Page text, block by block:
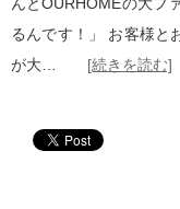
んとOURHOMEの大フ
るんです！」 お客様と
が大… [続きを読む]